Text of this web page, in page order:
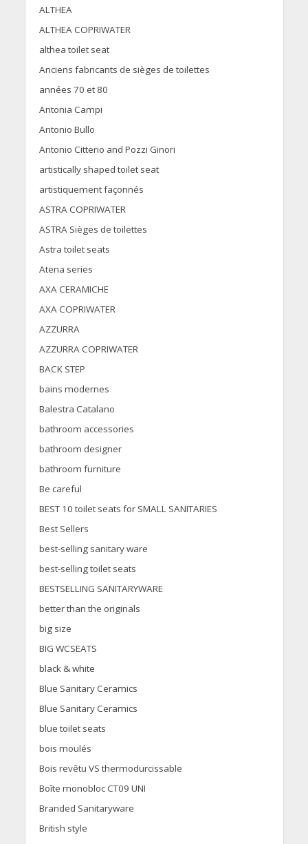
ALTHEA
ALTHEA COPRIWATER
althea toilet seat
Anciens fabricants de sièges de toilettes
années 70 et 80
Antonia Campi
Antonio Bullo
Antonio Citterio and Pozzi Ginori
artistically shaped toilet seat
artistiquement façonnés
ASTRA COPRIWATER
ASTRA Sièges de toilettes
Astra toilet seats
Atena series
AXA CERAMICHE
AXA COPRIWATER
AZZURRA
AZZURRA COPRIWATER
BACK STEP
bains modernes
Balestra Catalano
bathroom accessories
bathroom designer
bathroom furniture
Be careful
BEST 10 toilet seats for SMALL SANITARIES
Best Sellers
best-selling sanitary ware
best-selling toilet seats
BESTSELLING SANITARYWARE
better than the originals
big size
BIG WCSEATS
black & white
Blue Sanitary Ceramics
Blue Sanitary Ceramics
blue toilet seats
bois moulés
Bois revêtu VS thermodurcissable
Boîte monobloc CT09 UNI
Branded Sanitaryware
British style